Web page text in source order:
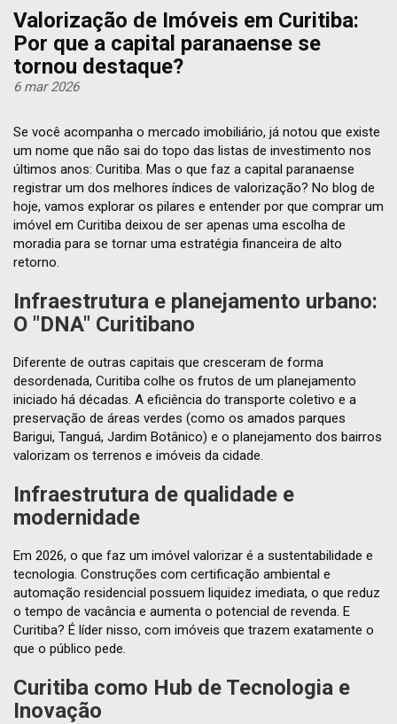
Valorização de Imóveis em Curitiba:
Por que a capital paranaense se
tornou destaque?
6 mar 2026
Se você acompanha o mercado imobiliário, já notou que existe
um nome que não sai do topo das listas de investimento nos
últimos anos: Curitiba. Mas o que faz a capital paranaense
registrar um dos melhores índices de valorização? No blog de
hoje, vamos explorar os pilares e entender por que comprar um
imóvel em Curitiba deixou de ser apenas uma escolha de
moradia para se tornar uma estratégia financeira de alto
retorno.
Infraestrutura e planejamento urbano:
O "DNA" Curitibano
Diferente de outras capitais que cresceram de forma
desordenada, Curitiba colhe os frutos de um planejamento
iniciado há décadas. A eficiência do transporte coletivo e a
preservação de áreas verdes (como os amados parques
Barigui, Tanguá, Jardim Botânico) e o planejamento dos bairros
valorizam os terrenos e imóveis da cidade.
Infraestrutura de qualidade e
modernidade
Em 2026, o que faz um imóvel valorizar é a sustentabilidade e
tecnologia. Construções com certificação ambiental e
automação residencial possuem liquidez imediata, o que reduz
o tempo de vacância e aumenta o potencial de revenda. E
Curitiba? É líder nisso, com imóveis que trazem exatamente o
que o público pede.
Curitiba como Hub de Tecnologia e
Inovação